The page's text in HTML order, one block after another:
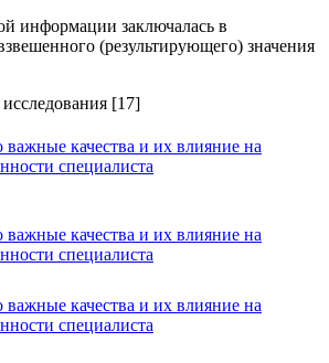
информации заключалась в
(результирующего) значения
[17]